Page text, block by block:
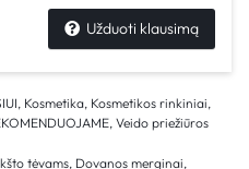
Užduoti klausimą
, Kosmetika, Kosmetikos rinkiniai,
, Veido priežiūros
tėvams, Dovanos merginai,